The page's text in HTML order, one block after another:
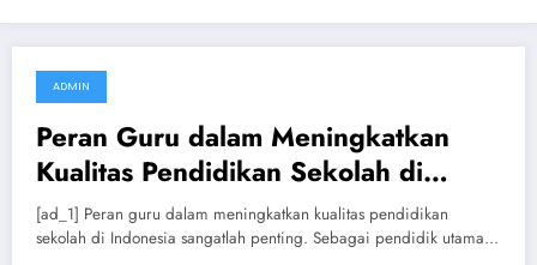
September 16, 2024
ADMIN
Peran Guru dalam Meningkatkan
Kualitas Pendidikan Sekolah di
Indonesia
[ad_1] Peran guru dalam meningkatkan kualitas pendidikan
sekolah di Indonesia sangatlah penting. Sebagai pendidik utama…